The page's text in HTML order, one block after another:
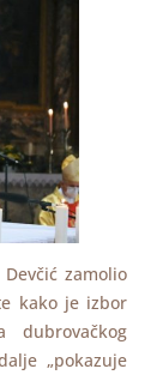
zamolio
kako je izbor
dubrovačkog
„pokazuje